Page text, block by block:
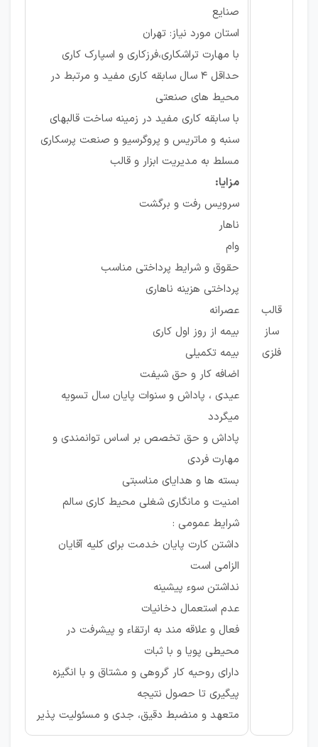
قالب
ساز
فلزی
صنایع
استان مورد نیاز: تهران
با مهارت تراشکاری،فرزکاری و اسپارک کاری
حداقل 4 سال سابقه کاری مفید و مرتبط در
محیط های صنعتی
با سابقه کاری مفید در زمینه ساخت قالبهای
سنبه و ماتریس و پروگرسیو و صنعت پرسکاری
مسلط به مدیریت ابزار و قالب
مزایا:
سرویس رفت و برگشت
ناهار
وام
حقوق و شرایط پرداختی مناسب
پرداختی هزینه ناهاری
عصرانه
بیمه از روز اول کاری
بیمه تکمیلی
اضافه کار و حق شیفت
عیدی ، پاداش و سنوات پایان سال تسویه
میگردد
پاداش و حق تخصص بر اساس توانمندی و
مهارت فردی
بسته ها و هدایای مناسبتی
امنیت و مانگاری شغلی محیط کاری سالم
شرایط عمومی :
داشتن کارت پایان خدمت برای کلیه آقایان
الزامی است
نداشتن سوء پیشینه
عدم استعمال دخانیات
فعال و علاقه مند به ارتقاء و پیشرفت در
محیطی پویا و با ثبات
دارای روحیه کار گروهی و مشتاق و با انگیزه
پیگیری تا حصول نتیجه
متعهد و منضبط دقیق، جدی و مسئولیت پذیر